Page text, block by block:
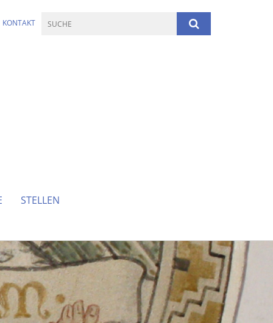
KONTAKT
STELLEN